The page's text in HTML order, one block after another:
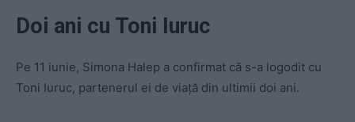
Doi ani cu Toni Iuruc
Pe 11 iunie, Simona Halep a confirmat că s-a logodit cu
Toni Iuruc, partenerul ei de viață din ultimii doi ani.